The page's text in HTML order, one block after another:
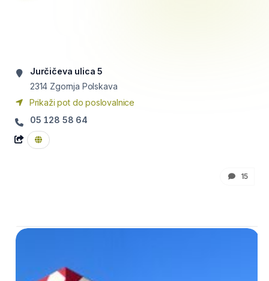
Jurčičeva ulica 5
2314 Zgornja Polskava
Prikaži pot do poslovalnice
05 128 58 64
15